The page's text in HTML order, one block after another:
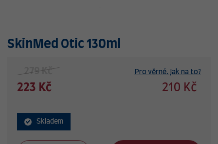
SkinMed Otic 130ml
279 Kč Pro věrné. Jak na to?
223 Kč 210 Kč
Skladem